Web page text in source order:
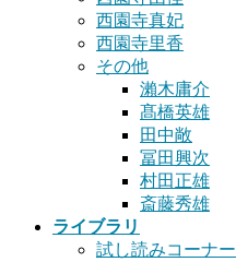
西園寺真妃
西園寺里香
その他
瀨木庸介
髙橋英雄
田中敞
冨田興次
村田正雄
斎藤秀雄
ライブラリ
試し読みコーナー